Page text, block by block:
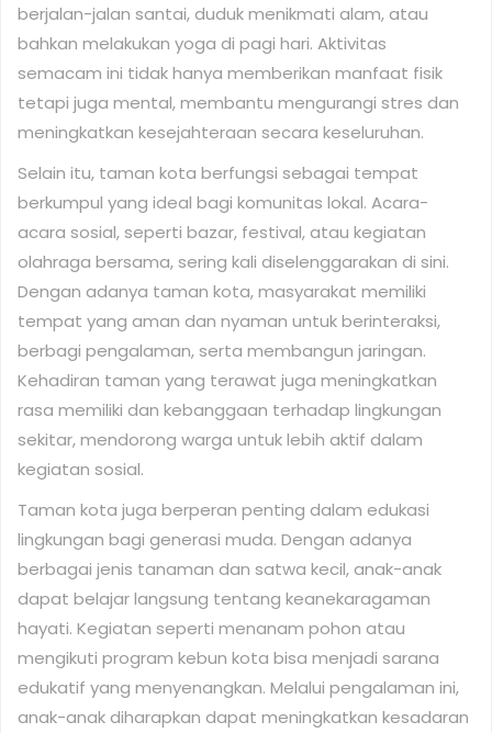
berjalan-jalan santai, duduk menikmati alam, atau
bahkan melakukan yoga di pagi hari. Aktivitas
semacam ini tidak hanya memberikan manfaat fisik
tetapi juga mental, membantu mengurangi stres dan
meningkatkan kesejahteraan secara keseluruhan.
Selain itu, taman kota berfungsi sebagai tempat
berkumpul yang ideal bagi komunitas lokal. Acara-
acara sosial, seperti bazar, festival, atau kegiatan
olahraga bersama, sering kali diselenggarakan di sini.
Dengan adanya taman kota, masyarakat memiliki
tempat yang aman dan nyaman untuk berinteraksi,
berbagi pengalaman, serta membangun jaringan.
Kehadiran taman yang terawat juga meningkatkan
rasa memiliki dan kebanggaan terhadap lingkungan
sekitar, mendorong warga untuk lebih aktif dalam
kegiatan sosial.
Taman kota juga berperan penting dalam edukasi
lingkungan bagi generasi muda. Dengan adanya
berbagai jenis tanaman dan satwa kecil, anak-anak
dapat belajar langsung tentang keanekaragaman
hayati. Kegiatan seperti menanam pohon atau
mengikuti program kebun kota bisa menjadi sarana
edukatif yang menyenangkan. Melalui pengalaman ini,
anak-anak diharapkan dapat meningkatkan kesadaran